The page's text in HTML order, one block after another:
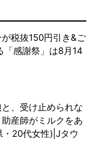
が税抜150円引き&ご
「感謝祭」は8月14
と、受け止められな
産師がミルクをあ
・20代女性)|Jタウ